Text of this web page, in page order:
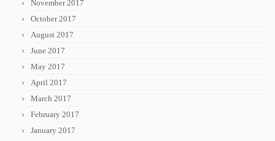
November 2017
October 2017
August 2017
June 2017
May 2017
April 2017
March 2017
February 2017
January 2017